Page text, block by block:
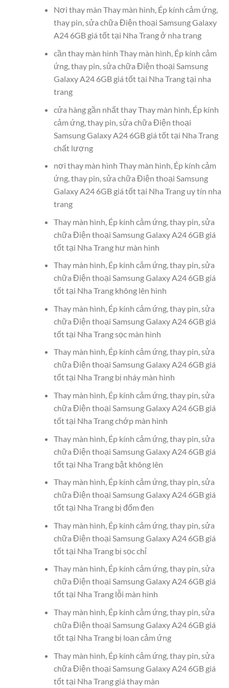
Nơi thay màn Thay màn hình, Ép kính cảm ứng,
thay pin, sửa chữa Điện thoại Samsung Galaxy
A24 6GB giá tốt tại Nha Trang ở nha trang
cần thay màn hình Thay màn hình, Ép kính cảm
ứng, thay pin, sửa chữa Điện thoại Samsung
Galaxy A24 6GB giá tốt tại Nha Trang tại nha
trang
cửa hàng gần nhất thay Thay màn hình, Ép kính
cảm ứng, thay pin, sửa chữa Điện thoại
Samsung Galaxy A24 6GB giá tốt tại Nha Trang
chất lượng
nơi thay màn hình Thay màn hình, Ép kính cảm
ứng, thay pin, sửa chữa Điện thoại Samsung
Galaxy A24 6GB giá tốt tại Nha Trang uy tín nha
trang
Thay màn hình, Ép kính cảm ứng, thay pin, sửa
chữa Điện thoại Samsung Galaxy A24 6GB giá
tốt tại Nha Trang hư màn hình
Thay màn hình, Ép kính cảm ứng, thay pin, sửa
chữa Điện thoại Samsung Galaxy A24 6GB giá
tốt tại Nha Trang không lên hình
Thay màn hình, Ép kính cảm ứng, thay pin, sửa
chữa Điện thoại Samsung Galaxy A24 6GB giá
tốt tại Nha Trang sọc màn hình
Thay màn hình, Ép kính cảm ứng, thay pin, sửa
chữa Điện thoại Samsung Galaxy A24 6GB giá
tốt tại Nha Trang bị nháy màn hình
Thay màn hình, Ép kính cảm ứng, thay pin, sửa
chữa Điện thoại Samsung Galaxy A24 6GB giá
tốt tại Nha Trang chớp màn hình
Thay màn hình, Ép kính cảm ứng, thay pin, sửa
chữa Điện thoại Samsung Galaxy A24 6GB giá
tốt tại Nha Trang bật không lên
Thay màn hình, Ép kính cảm ứng, thay pin, sửa
chữa Điện thoại Samsung Galaxy A24 6GB giá
tốt tại Nha Trang bị đốm đen
Thay màn hình, Ép kính cảm ứng, thay pin, sửa
chữa Điện thoại Samsung Galaxy A24 6GB giá
tốt tại Nha Trang bị sọc chỉ
Thay màn hình, Ép kính cảm ứng, thay pin, sửa
chữa Điện thoại Samsung Galaxy A24 6GB giá
tốt tại Nha Trang lỗi màn hình
Thay màn hình, Ép kính cảm ứng, thay pin, sửa
chữa Điện thoại Samsung Galaxy A24 6GB giá
tốt tại Nha Trang bị loạn cảm ứng
Thay màn hình, Ép kính cảm ứng, thay pin, sửa
chữa Điện thoại Samsung Galaxy A24 6GB giá
tốt tại Nha Trang giá thay màn